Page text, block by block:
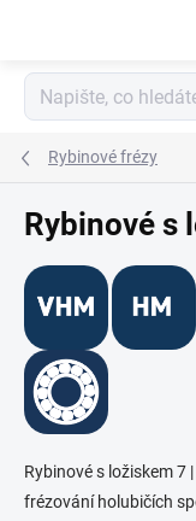
Rybinové frézy
Rybinové s
Rybinové s ložiskem 7
frézování holubičích